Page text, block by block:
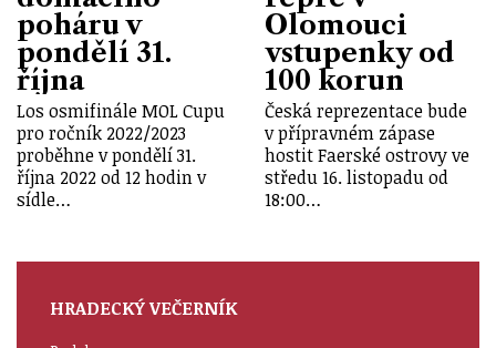
poháru v
pondělí 31.
října
Los osmifinále MOL Cupu
pro ročník 2022/2023
proběhne v pondělí 31.
října 2022 od 12 hodin v
sídle…
Olomouci
vstupenky od
100 korun
Česká reprezentace bude
v přípravném zápase
hostit Faerské ostrovy ve
středu 16. listopadu od
18:00…
HRADECKÝ VEČERNÍK